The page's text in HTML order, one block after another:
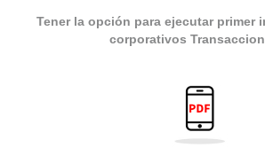
Tener la opción para ejecutar primer
corporativos